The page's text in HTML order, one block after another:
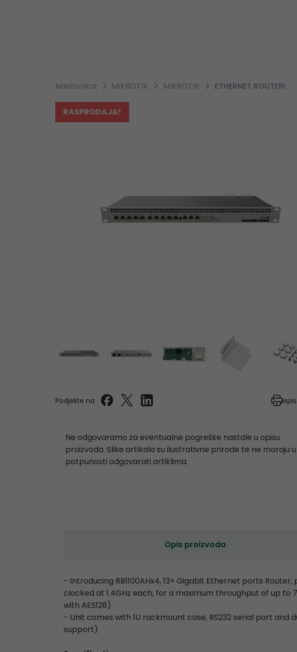
Naslovnica MIKROTIK MIKROTIK ETHERNET ROUTERI
RASPRODAJA!
Podjelite na
Ne odgovaramo za eventualne pogreške nastale u opisu
proizvoda. Slike artikala su ilustrativne prirode te ne moraju u
potpunosti odgovarati artiklima.
Opis proizvoda
- Introducing RB1100AHx4, 13× Gigabit Ethernet ports
clocked at 1.4GHz each, for a maximum throughput of up to
with AES128)
- Unit comes with 1U rackmount case, RS232 serial port
support)